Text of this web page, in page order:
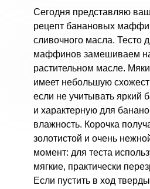
Сегодня представляю
рецепт банановых
сливочного масла. Тесто
маффинов замешиваем
растительном масле.
имеет небольшую
если не учитывать яркий
и характерную для
влажность. Корочка
золотистой и очень
момент: для теста
мягкие, практически
Если пустить в ход